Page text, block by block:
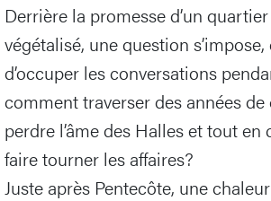
Derrière la promesse d’un
végétalisé, une question
d’occuper les conversations
comment traverser des années
perdre l’âme des Halles et tout en
faire tourner les affaires?
Juste après Pentecôte, une